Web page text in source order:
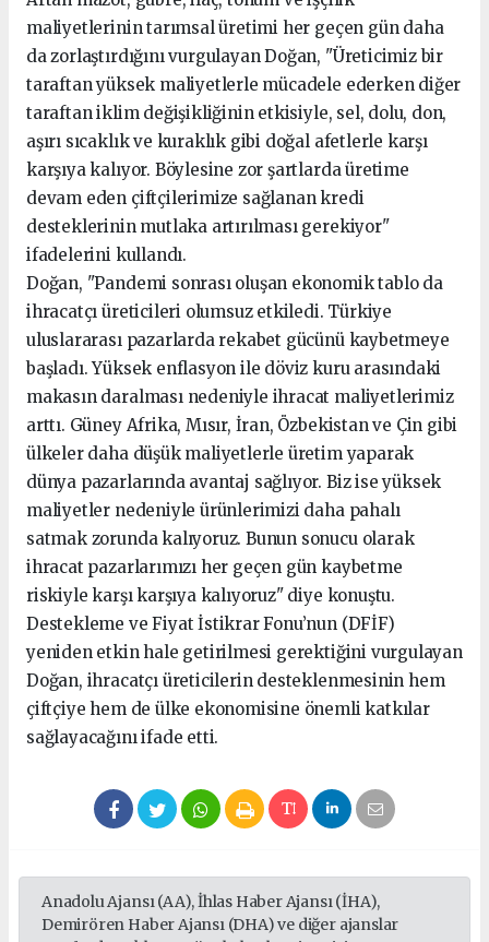
maliyetlerinin tarımsal üretimi her geçen gün daha
da zorlaştırdığını vurgulayan Doğan, "Üreticimiz bir
taraftan yüksek maliyetlerle mücadele ederken diğer
taraftan iklim değişikliğinin etkisiyle, sel, dolu, don,
aşırı sıcaklık ve kuraklık gibi doğal afetlerle karşı
karşıya kalıyor. Böylesine zor şartlarda üretime
devam eden çiftçilerimize sağlanan kredi
desteklerinin mutlaka artırılması gerekiyor"
ifadelerini kullandı.
Doğan, "Pandemi sonrası oluşan ekonomik tablo da
ihracatçı üreticileri olumsuz etkiledi. Türkiye
uluslararası pazarlarda rekabet gücünü kaybetmeye
başladı. Yüksek enflasyon ile döviz kuru arasındaki
makasın daralması nedeniyle ihracat maliyetlerimiz
arttı. Güney Afrika, Mısır, İran, Özbekistan ve Çin gibi
ülkeler daha düşük maliyetlerle üretim yaparak
dünya pazarlarında avantaj sağlıyor. Biz ise yüksek
maliyetler nedeniyle ürünlerimizi daha pahalı
satmak zorunda kalıyoruz. Bunun sonucu olarak
ihracat pazarlarımızı her geçen gün kaybetme
riskiyle karşı karşıya kalıyoruz" diye konuştu.
Destekleme ve Fiyat İstikrar Fonu’nun (DFİF)
yeniden etkin hale getirilmesi gerektiğini vurgulayan
Doğan, ihracatçı üreticilerin desteklenmesinin hem
çiftçiye hem de ülke ekonomisine önemli katkılar
sağlayacağını ifade etti.
Anadolu Ajansı (AA), İhlas Haber Ajansı (İHA),
Demirören Haber Ajansı (DHA) ve diğer ajanslar